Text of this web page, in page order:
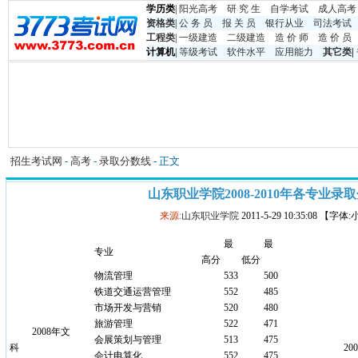
学历类 阳光高考 研 究 生 自学考试
成人高考
资格类 公 务 员 报 关 员 银行从业
司法考试
工程类 一级建造 二级建造 造 价 师
造 价 员
计算机| 等级考试 软件水平 应用能力 其它类
招生考试网 - 高考 - 录取分数线 - 正文
山东职业学院2008-2010年各专业录
来源:山东职业学院 2011-5-29 10:35:08 【字体:
专业
最
高分
最
低分
2008年文
科
物流管理 533 500
铁道交通运营管理 552
485
市场开发与营销
520
480
旅游管理
522
471
会展策划与管理
513
475
会计电算化
552 475